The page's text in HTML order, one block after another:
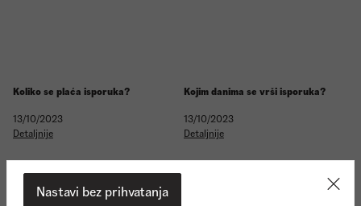
Koliko se plaća isporuka?
13/10/2023
Detaljnije
Kojim danima se vrši isporuka?
13/10/2023
Detaljnije
Nastavi bez prihvatanja